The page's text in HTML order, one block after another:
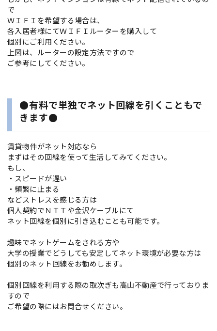
で
ＷＩＦＩを希望する場合は、
各入居者様にてＷＩＦＩルーターを購入して
個別にご利用ください。
上図は、ルーターの設定方法ですので
ご参考にしてください。
●有料で単独でネット回線を引くこともで
きます●
賃貸物件がネット対応なら
まずはその回線を使って生活してみてください。
もし、
・スピードが遅い
・頻繁に止まる
などストレスを感じる方は
個人契約でＮＴＴや金沢ケーブルにて
ネット回線を個別に引き込むことも可能です。
趣味でネットゲームをされる方や
大学の授業でどうしても安定してネット環境が必要な方は
個別のネット回線をお勧めします。
個別回線を利用する際の取次ぎも高山不動産で行っておりま
すので
ご希望の際にはお問合せください。